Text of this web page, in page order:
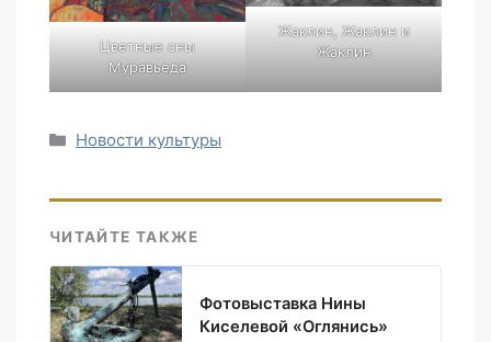
Цветные сны
Муравьеда
Жаклин, Жаклин и
Жаклин
Рубрики
Новости культуры
ЧИТАЙТЕ ТАКЖЕ
Фотовыставка Нины
Киселевой «Оглянись»